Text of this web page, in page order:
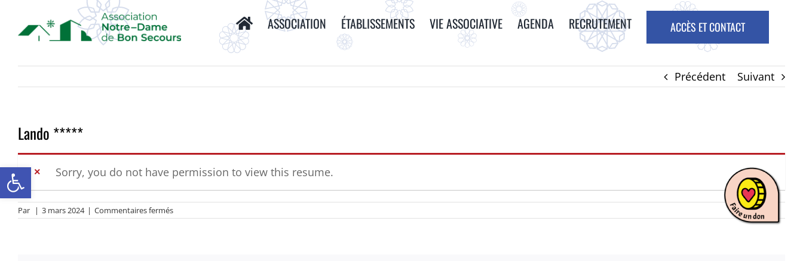
Ouvrir la barre d’outils
contenu
ASSOCIATION ÉTABLISSEMENTS VIE ASSOCIATIVE AGENDA RECRUTEMENT ACCÈS ET CONTACT
Précédent Suivant
Lando *****
Sorry, you do not have permission to view this resume.
Par | 3 mars 2024 | Commentaires ferméssur
Lando